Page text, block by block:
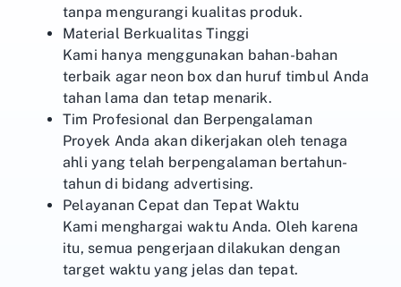
tanpa mengurangi kualitas produk.
Material Berkualitas Tinggi
Kami hanya menggunakan bahan-bahan
terbaik agar neon box dan huruf timbul Anda
tahan lama dan tetap menarik.
Tim Profesional dan Berpengalaman
Proyek Anda akan dikerjakan oleh tenaga
ahli yang telah berpengalaman bertahun-
tahun di bidang advertising.
Pelayanan Cepat dan Tepat Waktu
Kami menghargai waktu Anda. Oleh karena
itu, semua pengerjaan dilakukan dengan
target waktu yang jelas dan tepat.